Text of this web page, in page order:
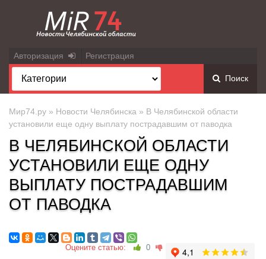
Авторизация Регистрация
Поиск
Мир74.ру » Новости Челябинска » В Челябинской области
установили еще одну выплату пострадавшим от паводка
В ЧЕЛЯБИНСКОЙ ОБЛАСТИ
УСТАНОВИЛИ ЕЩЕ ОДНУ
ВЫПЛАТУ ПОСТРАДАВШИМ
ОТ ПАВОДКА
Оцените статью: 0